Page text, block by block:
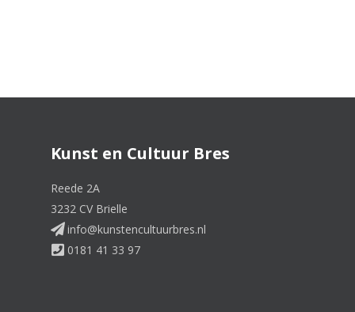
Kunst en Cultuur Bres
Reede 2A
3232 CV Brielle
info@kunstencultuurbres.nl
0181 41 33 97